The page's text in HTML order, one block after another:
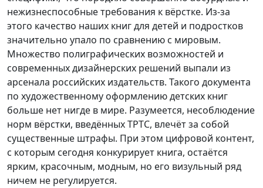
нежизнеспособные требования к вёрстке. Из-за
этого качество наших книг для детей и подростков
значительно упало по сравнению с мировым.
Множество полиграфических возможностей и
современных дизайнерских решений выпали из
арсенала российских издательств. Такого документа
по художественному оформлению детских книг
больше нет нигде в мире. Разумеется, несоблюдение
норм вёрстки, введённых ТРТС, влечёт за собой
существенные штрафы. При этом цифровой контент,
с которым сегодня конкурирует книга, остаётся
ярким, красочным, модным, но его визульный ряд
ничем не регулируется.